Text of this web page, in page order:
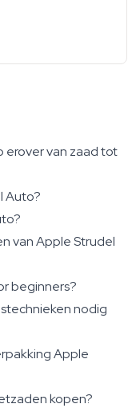
erover van zaad tot
Auto?
van Apple Strudel
beginners?
nodig
Apple
kopen?